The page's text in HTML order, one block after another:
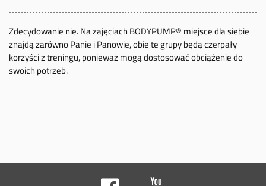
Zdecydowanie nie. Na zajęciach BODYPUMP® miejsce dla siebie
znajdą zarówno Panie i Panowie, obie te grupy będą czerpały
korzyści z treningu, ponieważ mogą dostosować obciążenie do
swoich potrzeb.